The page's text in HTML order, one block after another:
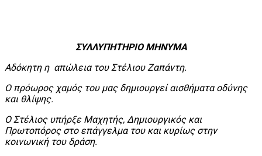
ΣΥΛΛΥΠΗΤΗΡΙΟ ΜΗΝΥΜΑ
Αδόκητη η απώλεια του ΣτέλιουZαπάντη.
Ο πρόωρος χαμός του μας δημιουργεί αισθήματα οδύνης
και θλίψης.
Ο Στέλιος υπήρξε Μαχητής, Δημιουργικός και
Πρωτοπόρος στο επάγγελμα του και κυρίως στην
κοινωνική του δράση.